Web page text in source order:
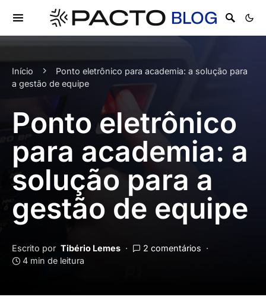
Início
Ponto eletrônico para academia: a solução para
a gestão de equipe
Ponto eletrônico
para academia: a
solução para a
gestão de equipe
Escrito por Tibério Lemes
2 comentários
4 min de leitura